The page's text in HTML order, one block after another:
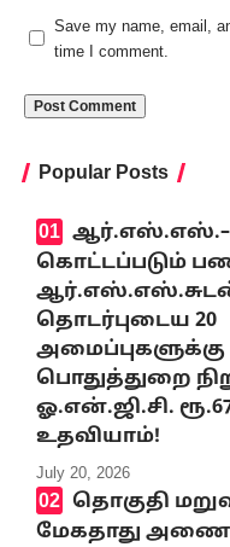
Save my name, email,
time I comment.
Popular Posts
கொட்டப்படும்
தொடர்புடைய 20
அமைப்புகளுக்கு
பொதுத்துறை
ஓ.என்.ஜி.சி.
உதவியாம்!
July 20, 2026
தொகுதி
மேகதாது அணை